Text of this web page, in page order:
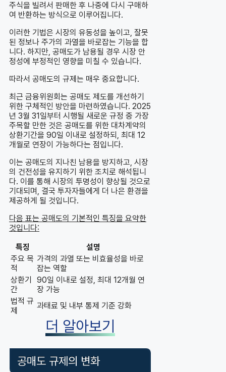
주식을 빌려서 판매한 후 나중에 다시 구매하
여 반환하는 방식으로 이루어집니다.
이러한 기법은 시장의 유동성을 높이고, 잘못
된 정보나 주가의 과열을 바로잡는 기능을 합
니다. 하지만, 공매도가 남용될 경우 시장 안
정성에 부정적인 영향을 미칠 수 있습니다.
따라서 공매도의 규제는 매우 중요합니다.
최근 금융위원회는 공매도 제도를 개선하기
위한 구체적인 방안을 마련하였습니다. 2025
년 3월 31일부터 시행될 새로운 규정 중 가장
주목할 만한 것은 공매도를 위한 대차계약의
상환기간을 90일 이내로 설정하되, 최대 12
개월로 연장이 가능하다는 점입니다.
이는 공매도의 지나친 남용을 방지하고, 시장
의 건전성을 유지하기 위한 조치로 해석됩니
다. 이를 통해 시장의 투명성이 향상될 것으로
기대되며, 결국 투자자들에게 더 나은 환경을
제공하게 될 것입니다.
다음 표는 공매도의 기본적인 특징을 요약한
것입니다:
특징
설명
주요 목
적
가격의 과열 또는 비효율성을 바로
잡는 역할
상환기
간
90일 이내로 설정, 최대 12개월 연
장 가능
법적 규
제
과태료 및 내부 통제 기준 강화
더 알아보기
공매도 규제의 변화